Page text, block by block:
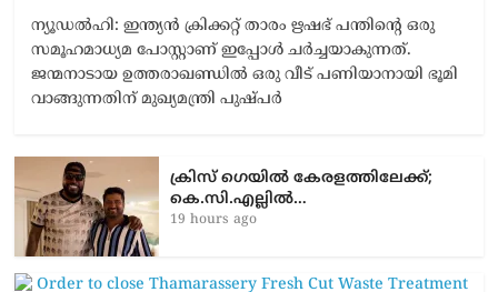
ന്യൂഡൽഹി: ഇന്ത്യൻ ക്രിക്കറ്റ് താരം ഋഷഭ് പന്തിന്‍റെ ഒരു
സമൂഹമാധ്യമ പോസ്റ്റാണ് ഇപ്പോൾ ചർച്ചയാകുന്നത്.
ജന്മനാടായ ഉത്തരാഖണ്ഡിൽ ഒരു വീട് പണിയാനായി ഭൂമി
വാങ്ങുന്നതിന് മുഖ്യമന്ത്രി പുഷ്പർ
ക്രിസ് ഗെയിൽ കേരളത്തിലേക്ക്;
കെ.സി.എല്ലിൽ…
19 hours ago